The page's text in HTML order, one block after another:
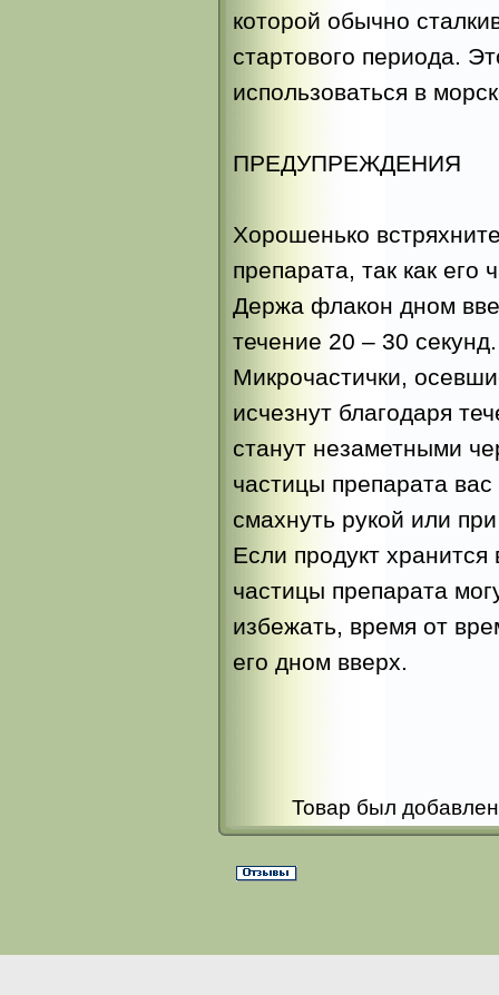
которой обычно
стартового периода.
использоваться в
ПРЕДУПРЕЖДЕНИЯ
Хорошенько
препарата, так как
Держа флакон дном
течение 20 – 30 секунд.
Микрочастички,
исчезнут благодаря
станут незаметными
частицы препарата
смахнуть рукой или
Если продукт
частицы препарата
избежать, время от
его дном вверх.
Товар был